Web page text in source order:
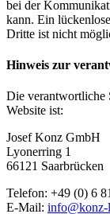
bei der
kann. Ein
Dritte ist nicht
Hinweis zur
Die verantwortliche
Website ist:
Josef Konz GmbH
Lyonerring 1
66121 Saarbrücken
Telefon: +49 (0) 6
E-Mail: info@konz-